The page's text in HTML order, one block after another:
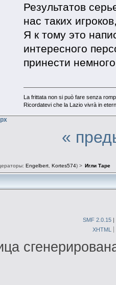
Результатов
нас таких
Я к тому это
интересного
принести
La frittata non si può fare senza
Ricordatevi che la Lazio vivrà in
«
Engelbert, Kortes574) > Игли Таре
SMF 2.0.15 |
XHTML